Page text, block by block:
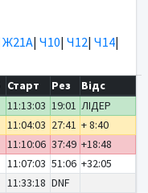
Ж21А| Ч10| Ч12| Ч14|
Старт Рез
Відс
11:13:03 19:01 ЛІДЕР
11:04:03 27:41 + 8:40
11:10:06 37:49 +18:48
11:07:03 51:06 +32:05
11:33:18 DNF